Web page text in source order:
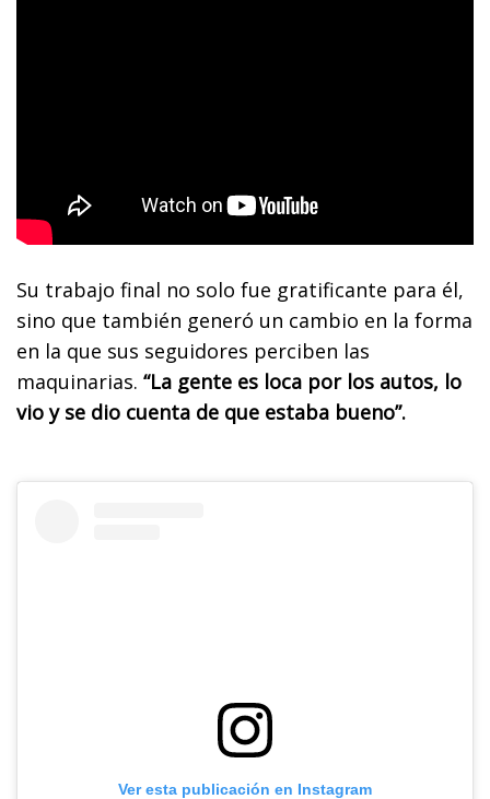
Su trabajo final no solo fue gratificante para él,
sino que también generó un cambio en la forma
en la que sus seguidores perciben las
maquinarias. “La gente es loca por los autos, lo
vio y se dio cuenta de que estaba bueno”.
Ver esta publicación en Instagram